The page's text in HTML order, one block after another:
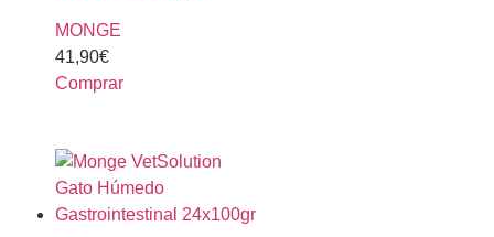
MONGE
41,90€
Comprar